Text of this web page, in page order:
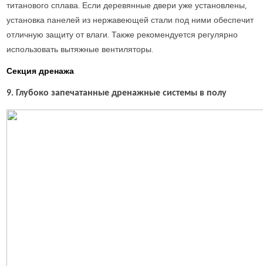
титанового сплава. Если деревянные двери уже установлены,
установка панелей из нержавеющей стали под ними обеспечит
отличную защиту от влаги. Также рекомендуется регулярно
использовать вытяжные вентиляторы.
Секция дренажа
9. Глубоко запечатанные дренажные системы в полу